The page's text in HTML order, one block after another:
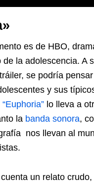
es de HBO,
de la adolescencia. A
se podría
y sus
“Euphoria” lo lleva a
la banda sonora,
nos llevan al
un relato